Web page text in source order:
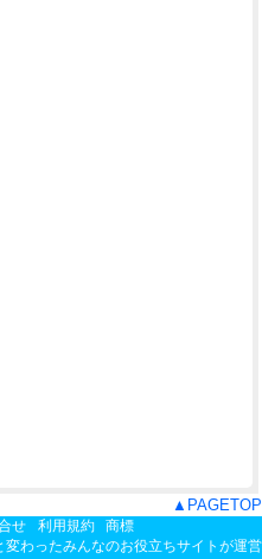
▲PAGETOP
せ 利用規約
商標
わったみんなのお役立ちサイト が運営